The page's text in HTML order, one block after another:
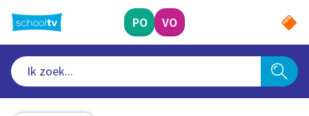
naar
hoofdinhoud
PO VO